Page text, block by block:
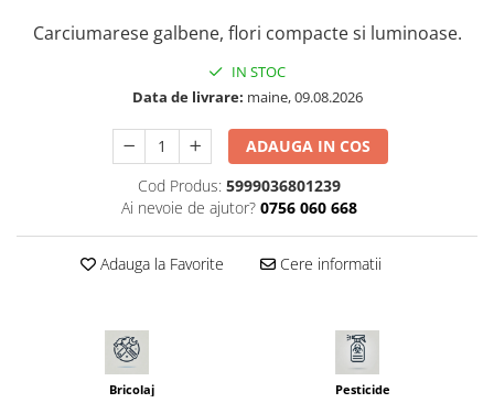
Seminte plante aromatice
Seminte salata
Seminte sfecla
Seminte zucchini
Seminte Legume Profesionale
Seminte pentru germinare
Carciumarese galbene, flori compacte si luminoase.
IN STOC
Data de livrare: maine, 09.08.2026
ADAUGA IN COS
Cod Produs: 5999036801239
Ai nevoie de ajutor? 0756 060 668
Adauga la Favorite Cere informatii
Bricolaj Pesticide